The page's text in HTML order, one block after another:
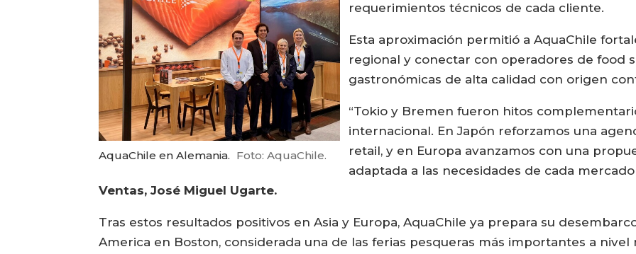
AquaChile en Alemania. Foto: AquaChile.
requerimientos técnicos de cada cliente.
Esta aproximación permitió a AquaChile
regional y conectar con operadores de food
gastronómicas de alta calidad con origen
“Tokio y Bremen fueron hitos
internacional. En Japón reforzamos una
retail, y en Europa avanzamos con una
adaptada a las necesidades de cada mercado
Ventas, José Miguel Ugarte.
Tras estos resultados positivos en Asia y Europa, AquaChile ya prepara su
America en Boston, considerada una de las ferias pesqueras más importantes a nivel